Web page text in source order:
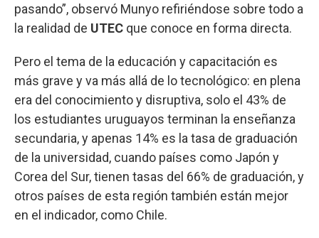
pasando”, observó Munyo refiriéndose sobre todo a
la realidad de UTEC que conoce en forma directa.
Pero el tema de la educación y capacitación es
más grave y va más allá de lo tecnológico: en plena
era del conocimiento y disruptiva, solo el 43% de
los estudiantes uruguayos terminan la enseñanza
secundaria, y apenas 14% es la tasa de graduación
de la universidad, cuando países como Japón y
Corea del Sur, tienen tasas del 66% de graduación, y
otros países de esta región también están mejor
en el indicador, como Chile.